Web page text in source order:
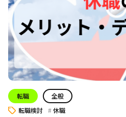
転職
全般
転職検討
休職